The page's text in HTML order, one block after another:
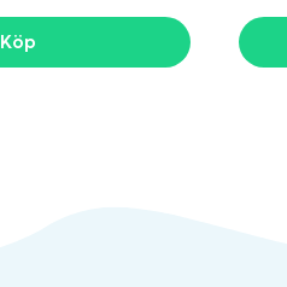
Köp